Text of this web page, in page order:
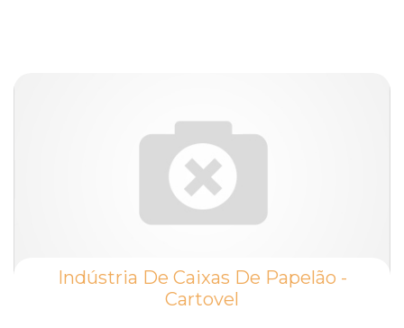
Indústria De Caixas De Papelão -
Cartovel